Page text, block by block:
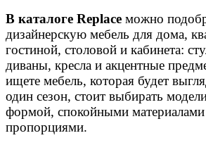
В каталоге Replace можно
дизайнерскую мебель для дома,
гостиной, столовой и кабинета:
диваны, кресла и акцентные
ищете мебель, которая будет
один сезон, стоит выбирать
формой, спокойными
пропорциями.